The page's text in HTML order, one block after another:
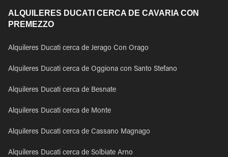
ALQUILERES DUCATI CERCA DE CAVARIA CON
PREMEZZO
Alquileres Ducati cerca de Jerago Con Orago
Alquileres Ducati cerca de Oggiona con Santo Stefano
Alquileres Ducati cerca de Besnate
Alquileres Ducati cerca de Monte
Alquileres Ducati cerca de Cassano Magnago
Alquileres Ducati cerca de Solbiate Arno